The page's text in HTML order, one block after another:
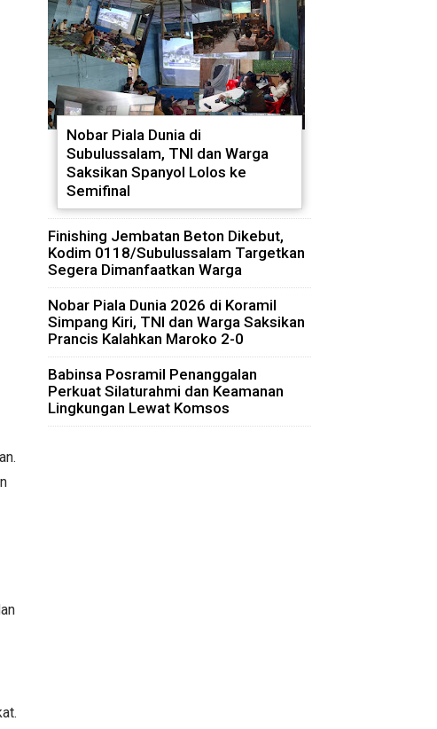
Nobar Piala Dunia di
Subulussalam, TNI dan Warga
Saksikan Spanyol Lolos ke
Semifinal
Finishing Jembatan Beton Dikebut,
Kodim 0118/Subulussalam Targetkan
Segera Dimanfaatkan Warga
Nobar Piala Dunia 2026 di Koramil
Simpang Kiri, TNI dan Warga Saksikan
Prancis Kalahkan Maroko 2-0
Babinsa Posramil Penanggalan
Perkuat Silaturahmi dan Keamanan
Lingkungan Lewat Komsos